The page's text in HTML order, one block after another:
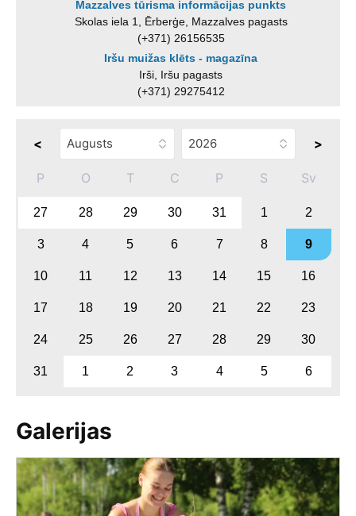
Mazzalves tūrisma informācijas punkts
Skolas iela 1, Ērberģe, Mazzalves pagasts
(+371) 26156535
Iršu muižas klēts - magazīna
Irši, Iršu pagasts
(+371) 29275412
< >
P O T C P S Sv
27 28 29 30 31 1 2
3 4 5 6 7 8 9
10 11 12 13 14 15 16
17 18 19 20 21 22 23
24 25 26 27 28 29 30
31 1 2 3 4 5 6
Galerijas